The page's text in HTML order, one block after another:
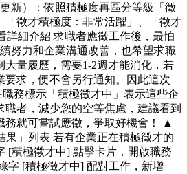
新）：依照積極度再區分等級「徵
「徵才積極度：非常活躍」、「徵才
詳細介紹 求職者應徵工作後，最怕
努力和企業溝通改善，也希望求職
大量履歷，需要1-2週才能消化，若
要求，便不會另行通知。因此這次
務標示「積極徵才中」表示這些企
者，減少您的空等焦慮，建議看到
務就可嘗試應徵，爭取好機會！ ▲
果」列表 若有企業正在積極徵才的
[積極徵才中] 點擊卡片，開啟職務
字 [積極徵才中] 配對工作，新增